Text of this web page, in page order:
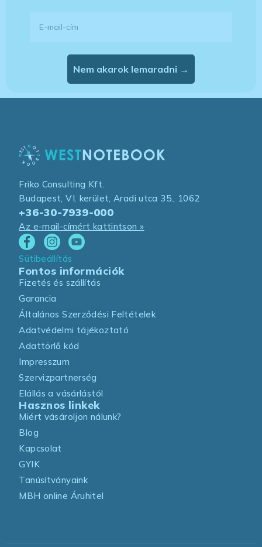
Nem akarok lemaradni →
Friko Consulting Kft.
Budapest, VI. kerület, Aradi utca 35., 1062
+36-30-7939-000
Az e-mail-címért kattintson »
Sütibeállítás
Fontos információk
Fizetés és szállítás
Garancia
Általános Szerződési Feltételek
Adatvédelmi tájékoztató
Adattörlő kód
Impresszum
Szervizpartnerség
Elállás a vásárlástól
Hasznos linkek
Miért vásároljon nálunk?
Blog
Kapcsolat
GYIK
Tanúsítványaink
MBH online Áruhitel